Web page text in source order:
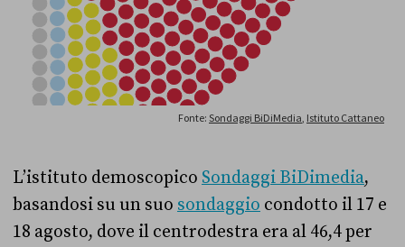
L’istituto demoscopico Sondaggi BiDimedia,
basandosi su un suo sondaggio condotto il 17 e
18 agosto, dove il centrodestra era al 46,4 per